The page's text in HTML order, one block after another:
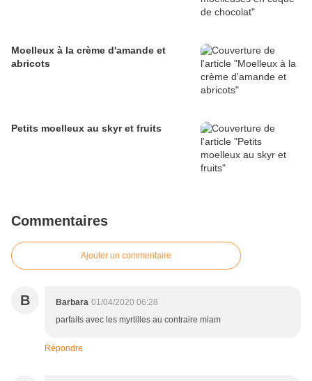
Moelleux à la crème d'amande et
abricots
Petits moelleux au skyr et fruits
Commentaires
Ajouter un commentaire
B Barbara 01/04/2020 06:28
parfaits avec les myrtilles au contraire miam
Répondre